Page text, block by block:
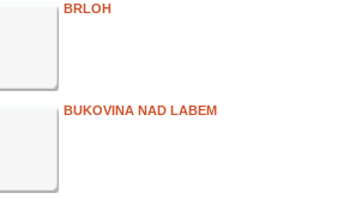
BRLOH
BUKOVINA NAD LABEM